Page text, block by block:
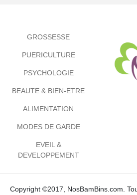
GROSSESSE
PUERICULTURE
PSYCHOLOGIE
BEAUTE & BIEN-ETRE
ALIMENTATION
MODES DE GARDE
EVEIL &
DEVELOPPEMENT
Copyright ©2017, NosBamBins.com.